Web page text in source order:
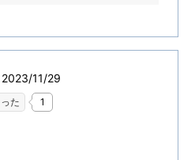
11/29
た 1